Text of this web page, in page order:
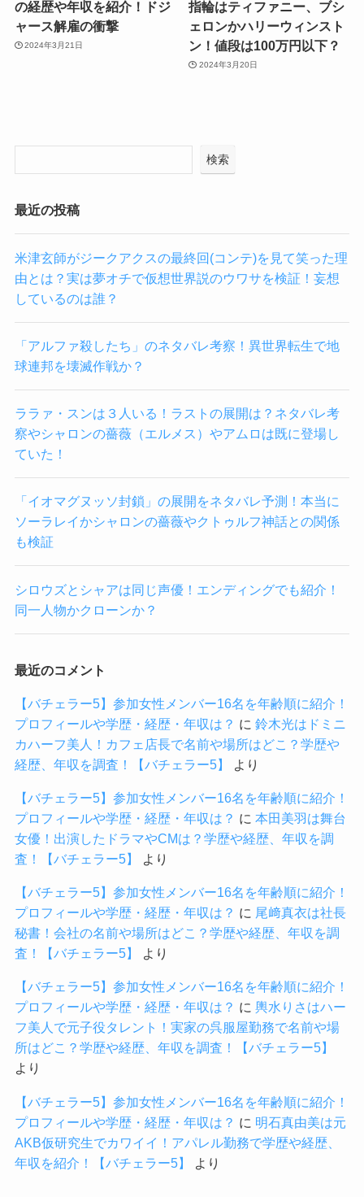
の経歴や年収を紹介！ドジ
ャース解雇の衝撃
2024年3月21日
指輪はティファニー、ブシ
ェロンかハリーウィンスト
ン！値段は100万円以下？
2024年3月20日
検索
最近の投稿
米津玄師がジークアクスの最終回(コンテ)を見て笑った理
由とは？実は夢オチで仮想世界説のウワサを検証！妄想
しているのは誰？
「アルファ殺したち」のネタバレ考察！異世界転生で地
球連邦を壊滅作戦か？
ララァ・スンは３人いる！ラストの展開は？ネタバレ考
察やシャロンの薔薇（エルメス）やアムロは既に登場し
ていた！
「イオマグヌッソ封鎖」の展開をネタバレ予測！本当に
ソーラレイかシャロンの薔薇やクトゥルフ神話との関係
も検証
シロウズとシャアは同じ声優！エンディングでも紹介！
同一人物かクローンか？
最近のコメント
【バチェラー5】参加女性メンバー16名を年齢順に紹介！
プロフィールや学歴・経歴・年収は？ に 鈴木光はドミニ
カハーフ美人！カフェ店長で名前や場所はどこ？学歴や
経歴、年収を調査！【バチェラー5】
より
【バチェラー5】参加女性メンバー16名を年齢順に紹介！
プロフィールや学歴・経歴・年収は？ に 本田美羽は舞台
女優！出演したドラマやCMは？学歴や経歴、年収を調
査！【バチェラー5】
より
【バチェラー5】参加女性メンバー16名を年齢順に紹介！
プロフィールや学歴・経歴・年収は？ に 尾﨑真衣は社長
秘書！会社の名前や場所はどこ？学歴や経歴、年収を調
査！【バチェラー5】
より
【バチェラー5】参加女性メンバー16名を年齢順に紹介！
プロフィールや学歴・経歴・年収は？ に 輿水りさはハー
フ美人で元子役タレント！実家の呉服屋勤務で名前や場
所はどこ？学歴や経歴、年収を調査！【バチェラー5】
より
【バチェラー5】参加女性メンバー16名を年齢順に紹介！
プロフィールや学歴・経歴・年収は？ に 明石真由美は元
AKB仮研究生でカワイイ！アパレル勤務で学歴や経歴、
年収を紹介！【バチェラー5】
より